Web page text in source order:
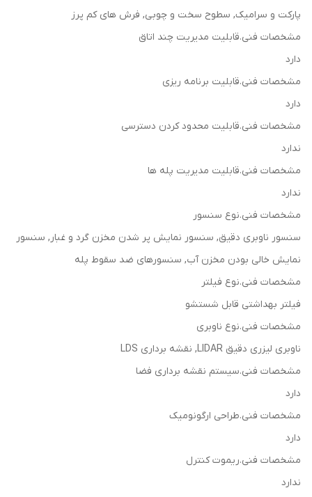
پارکت و سرامیک, سطوح سخت و چوبی, فرش های کم پرز
مشخصات فنی.قابلیت مدیریت چند اتاق
دارد
مشخصات فنی.قابلیت برنامه ریزی
دارد
مشخصات فنی.قابلیت محدود کردن دسترسی
ندارد
مشخصات فنی.قابلیت مدیریت پله ها
ندارد
مشخصات فنی.نوع سنسور
سنسور ناوبری دقیق, سنسور نمایش پر شدن مخزن گرد و غبار, سنسور
نمایش خالی بودن مخزن آب, سنسورهای ضد سقوط پله
مشخصات فنی.نوع فیلتر
فیلتر بهداشتی قابل شستشو
مشخصات فنی.نوع ناوبری
ناوبری لیزری دقیق LIDAR, نقشه برداری LDS
مشخصات فنی.سیستم نقشه برداری فضا
دارد
مشخصات فنی.طراحی ارگونومیک
دارد
مشخصات فنی.ریموت کنترل
ندارد